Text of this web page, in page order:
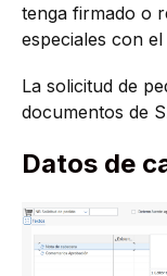
tenga firmado o
especiales con
La solicitud de
documentos de
Datos de